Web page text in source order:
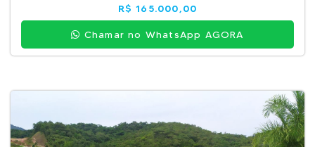
R$ 165.000,00
Chamar no WhatsApp AGORA